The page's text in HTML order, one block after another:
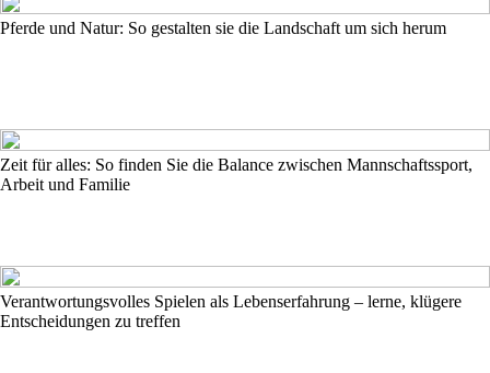
Pferde und Natur: So gestalten sie die Landschaft um sich herum
Zeit für alles: So finden Sie die Balance zwischen Mannschaftssport,
Arbeit und Familie
Verantwortungsvolles Spielen als Lebenserfahrung – lerne, klügere
Entscheidungen zu treffen